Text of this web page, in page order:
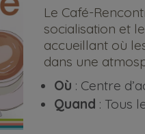
Le Café-
socialisation et
accueillant où
dans une
Où : Centre
Quand : Tous